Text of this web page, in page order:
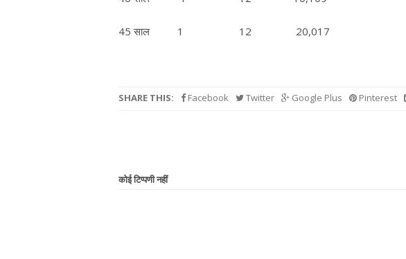
45 साल 1 12 20,017
SHARE THIS: Facebook Twitter Google Plus Pinterest
कोई टिप्पणी नहीं